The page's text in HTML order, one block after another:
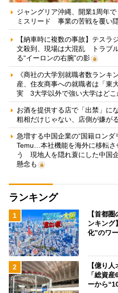
ジャングリア沖縄、開業1周年
ミスリード 事業の苦戦を覆い
【納車時に複数の事故】テスラ
文殺到、現場は大混乱 トラブ
る“イーロンの右腕”の影
《商社の大学別就職者数ランキ
産、住友商事への就職者は「東
実 3大学以外で強い大学はどこ
お酒を提供する店で「出禁」
粗相だけじゃない、店側が嫌が
急増する中国企業の“国籍ロンダ
Temu…本社機能を海外に移転さ
う 現地人を隠れ蓑にした中国
懸念も
ランキング
1
【首都
ンキング
化”のワ
2
【億り
「総資
ーから